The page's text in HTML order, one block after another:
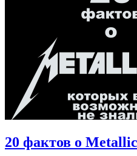
20 фактов о